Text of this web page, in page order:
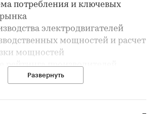
потребления и ключевых
рынка
электродвигателей
мощностей и расчет
мощностей
рейтинга производителей
продаж и запасов
Развернуть